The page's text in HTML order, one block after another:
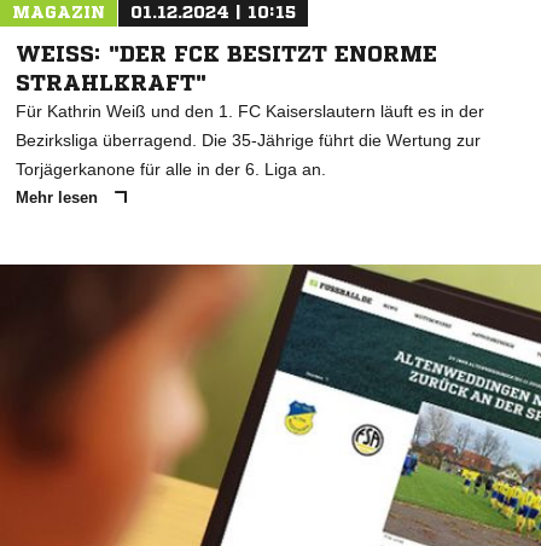
MAGAZIN 01.12.2024 | 10:15
WEISS: "DER FCK BESITZT ENORME S
TRAHLKRAFT"
Für Kathrin Weiß und den 1. FC Kaiserslautern läuft es in der
Bezirksliga überragend. Die 35-Jährige führt die Wertung zur
Torjägerkanone für alle in der 6. Liga an.
Mehr lesen